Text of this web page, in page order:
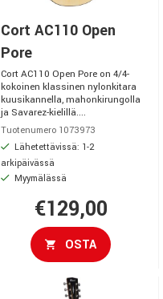
Cort AC110 Open
Pore
Cort AC110 Open Pore on 4/4-
kokoinen klassinen nylonkitara
kuusikannella, mahonkirungolla
ja Savarez-kielillä....
Tuotenumero 1073973
Lähetettävissä: 1-2
arkipäivässä
Myymälässä
€129,00
OSTA